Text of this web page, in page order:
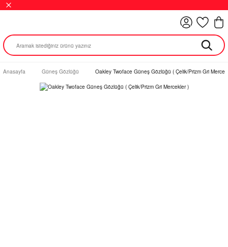
Anasayfa Güneş Gözlüğü Oakley Twoface Güneş Gözlüğü ( Çelik/Prizm Gri